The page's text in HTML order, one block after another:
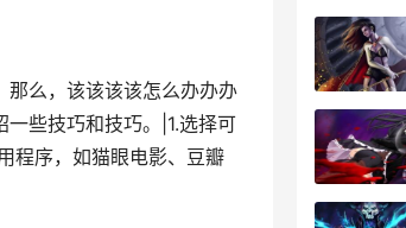
那么，该该该该怎么办办办
些技巧和技巧。|1.选择可
程序，如猫眼电影、豆瓣